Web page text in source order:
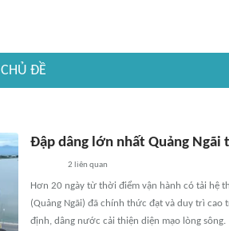
CHỦ ĐỀ
Đập dâng lớn nhất Quảng
2 liên quan
Hơn 20 ngày từ thời điểm vận hành có tải hệ
(Quảng Ngãi) đã chính thức đạt và duy trì
định, dâng nước cải thiện diện mạo lòng sông.